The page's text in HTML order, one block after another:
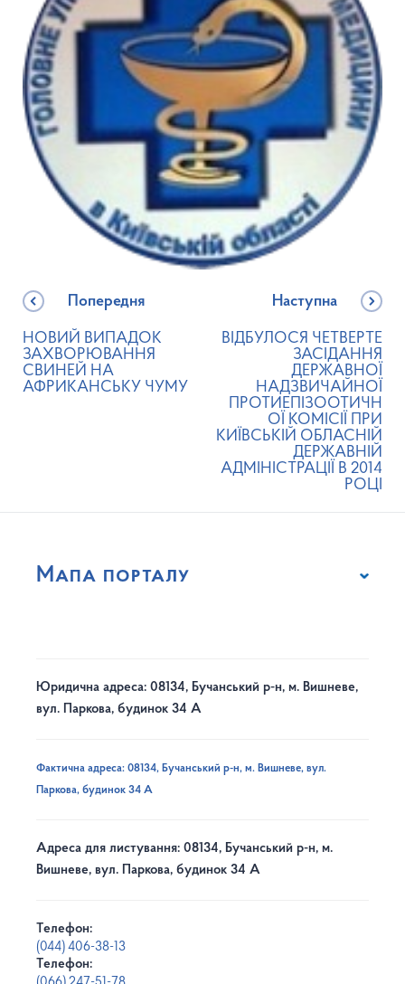
Попередня
НОВИЙ ВИПАДОК
ЗАХВОРЮВАННЯ
СВИНЕЙ НА
АФРИКАНСЬКУ ЧУМУ
Наступна
ВІДБУЛОСЯ ЧЕТВЕРТЕ
ЗАСІДАННЯ
ДЕРЖАВНОЇ
НАДЗВИЧАЙНОЇ
ПРОТИЕПІЗООТИЧН
ОЇ КОМІСІЇ ПРИ
КИЇВСЬКІЙ ОБЛАСНІЙ
ДЕРЖАВНІЙ
АДМІНІСТРАЦІЇ В 2014
РОЦІ
Мапа порталу
Юридична адреса: 08134, Бучанський р-н, м. Вишневе,
вул. Паркова, будинок 34 А
Фактична адреса: 08134, Бучанський р-н, м. Вишневе, вул.
Паркова, будинок 34 А
Адреса для листування: 08134, Бучанський р-н, м.
Вишневе, вул. Паркова, будинок 34 А
Телефон:
(044) 406-38-13
Телефон: